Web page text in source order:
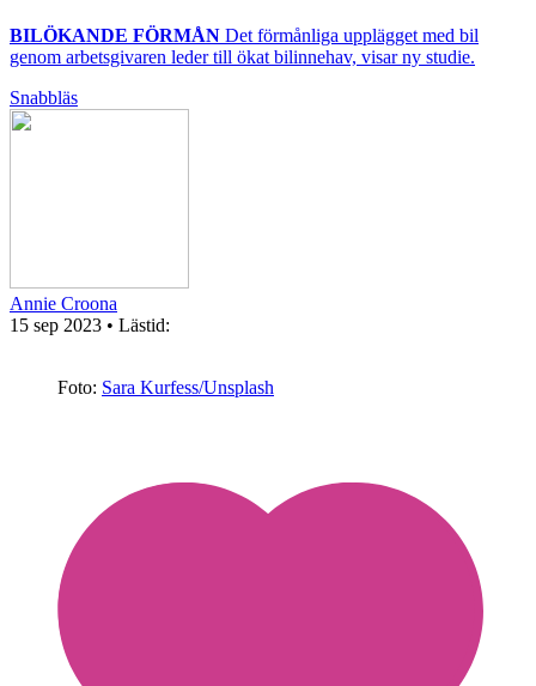
BILÖKANDE FÖRMÅN Det förmånliga upplägget med bil
genom arbetsgivaren leder till ökat bilinnehav, visar ny studie.
Snabbläs
Annie Croona
15 sep 2023 • Lästid:
Foto: Sara Kurfess/Unsplash